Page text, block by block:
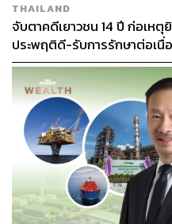
THAILAND
จับตาคดีเยาวชน 14 ปี ก่อเห
ประพฤติดี-รับการรักษาต่อเนื่